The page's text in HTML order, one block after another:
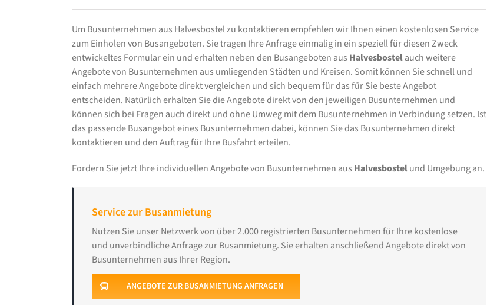
Um Busunternehmen aus Halvesbostel zu kontaktieren empfehlen wir Ihnen einen kostenlosen Service
zum Einholen von Busangeboten. Sie tragen Ihre Anfrage einmalig in ein speziell für diesen Zweck
entwickeltes Formular ein und erhalten neben den Busangeboten aus Halvesbostelauch weitere
Angebote von Busunternehmen aus umliegenden Städten und Kreisen. Somit können Sie schnell und
einfach mehrere Angebote direkt vergleichen und sich bequem für das für Sie beste Angebot
entscheiden. Natürlich erhalten Sie die Angebote direkt von den jeweiligen Busunternehmen und
können sich bei Fragen auch direkt und ohne Umweg mit dem Busunternehmen in Verbindung setzen. Ist
das passende Busangebot eines Busunternehmen dabei, können Sie das Busunternehmen direkt
kontaktieren und den Auftrag für Ihre Busfahrt erteilen.
Fordern Sie jetzt Ihre individuellen Angebote von Busunternehmen aus Halvesbostelund Umgebung an.
Service zur Busanmietung
Nutzen Sie unser Netzwerk von über 2.000 registrierten Busunternehmen für Ihre kostenlose
und unverbindliche Anfrage zur Busanmietung. Sie erhalten anschließend Angebote direkt von
Busunternehmen aus Ihrer Region.
ANGEBOTE ZUR BUSANMIETUNG ANFRAGEN